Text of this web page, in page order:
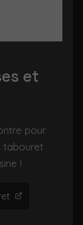
et
pour
tabouret
!